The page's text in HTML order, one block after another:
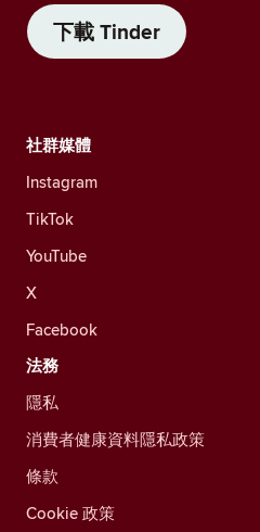
下載 Tinder
社群媒體
Instagram
TikTok
YouTube
X
Facebook
法務
隱私
消費者健康資料隱私政策
條款
Cookie 政策